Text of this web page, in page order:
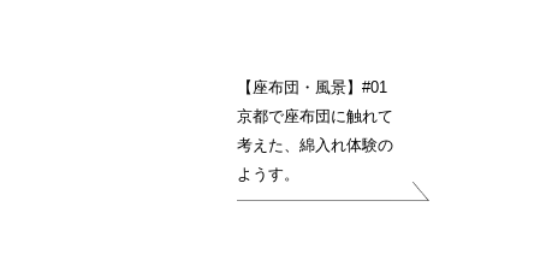
【座布団・風景】#01
京都で座布団に触れて
考えた、綿入れ体験の
ようす。